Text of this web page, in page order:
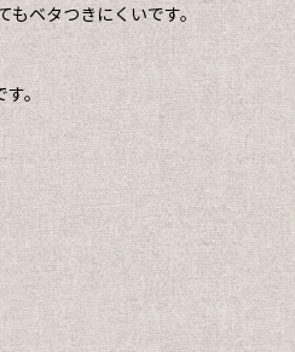
ベタつきにくいです。
。